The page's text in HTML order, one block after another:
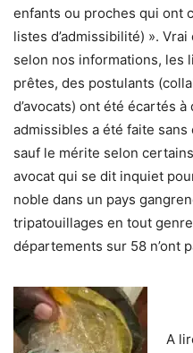
enfants ou proches qui ont
listes d’admissibilité) ».
selon nos informations, les
prêtes, des postulants
d’avocats) ont été écartés
admissibles a été faite
sauf le mérite selon
avocat qui se dit inquiet
noble dans un pays
tripatouillages en tout
départements sur 58 n’ont
A